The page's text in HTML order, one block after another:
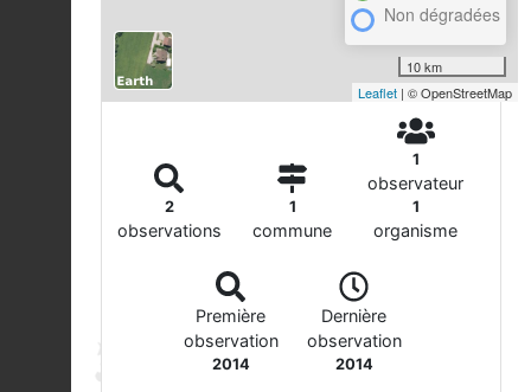
Non dégradées
10 km
Leaflet | © OpenStreetMap
2
observations
1
commune
1
observateur
1
organisme
Première
observation
2014
Dernière
observation
2014